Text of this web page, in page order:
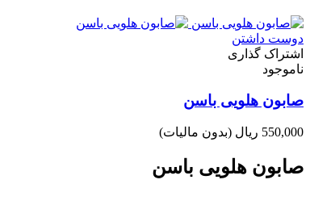
دوست داشتن
اشتراک گذاری
ناموجود
صابون هلویی باسن
550,000 ریال (بدون مالیات)
صابون هلویی باسن